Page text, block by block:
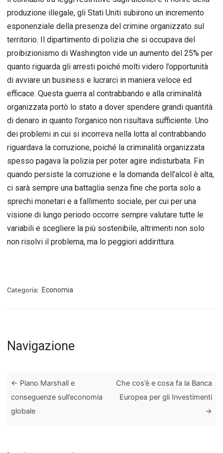
produzione illegale, gli Stati Uniti subirono un incremento
esponenziale della presenza del crimine organizzato sul
territorio. Il dipartimento di polizia che si occupava del
proibizionismo di Washington vide un aumento del 25% per
quanto riguarda gli arresti poiché molti videro l’opportunità
di avviare un business e lucrarci in maniera veloce ed
efficace. Questa guerra al contrabbando e alla criminalità
organizzata portò lo stato a dover spendere grandi quantità
di denaro in quanto l’organico non risultava sufficiente. Uno
dei problemi in cui si incorreva nella lotta al contrabbando
riguardava la corruzione, poiché la criminalità organizzata
spesso pagava la polizia per poter agire indisturbata. Fin
quando persiste la corruzione e la domanda dell’alcol è alta,
ci sarà sempre una battaglia senza fine che porta solo a
sprechi monetari e a fallimento sociale, per cui per una
visione di lungo periodo occorre sempre valutare tutte le
variabili e scegliere la più sostenibile, altrimenti non solo
non risolvi il problema, ma lo peggiori addirittura.
Categoria: Economia
Navigazione
← Piano Marshall e
conseguenze sull’economia
globale
Che cos’è e cosa fa la Banca
Europea per gli Investimenti
→